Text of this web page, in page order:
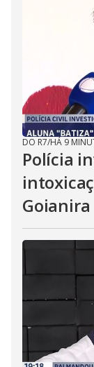
DO R7/HÁ 9
Polícia
Goianira